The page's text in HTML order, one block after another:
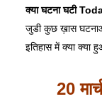
क्याघटनाघटी
जुडी कुछ ख़ास घटनाओं
इतिहास में क्या क्या
20 मार्च